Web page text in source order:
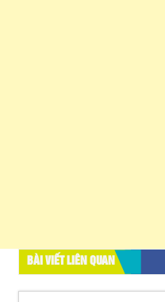
BÀI VIẾT LIÊN QUAN